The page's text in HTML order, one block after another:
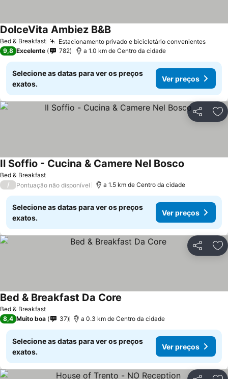
Bed & Breakfast Estacionamento privado e bicicletário convenientesVer
DolceVita Ambiez B&BVer preços
9,8 Excelente 782 a 1.0 km de Centro da cidade
Selecione as datas para ver os preços
exatos.
Ver preços
Partilhar
Bed & Breakfast
Il Soffio - Cucina & Camere Nel Bosco
/ Pontuação não disponível a 1.5 km de Centro da cidade
Selecione as datas para ver os preços
exatos.
Ver preços
Partilhar
Bed & Breakfast
Bed & Breakfast Da Core
8,4 Muito boa 37 a 0.3 km de Centro da cidade
Selecione as datas para ver os preços
exatos.
Ver preços